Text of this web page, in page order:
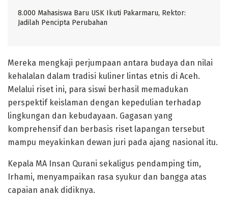
8.000 Mahasiswa Baru USK Ikuti Pakarmaru, Rektor:
Jadilah Pencipta Perubahan
Mereka mengkaji perjumpaan antara budaya dan nilai
kehalalan dalam tradisi kuliner lintas etnis di Aceh.
Melalui riset ini, para siswi berhasil memadukan
perspektif keislaman dengan kepedulian terhadap
lingkungan dan kebudayaan. Gagasan yang
komprehensif dan berbasis riset lapangan tersebut
mampu meyakinkan dewan juri pada ajang nasional itu.
Kepala MA Insan Qurani sekaligus pendamping tim,
Irhami, menyampaikan rasa syukur dan bangga atas
capaian anak didiknya.